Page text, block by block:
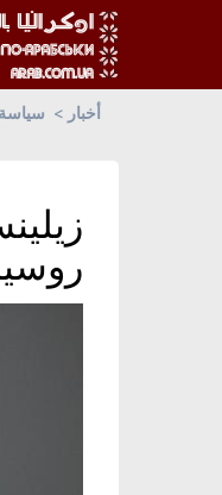
أخبار سياسة